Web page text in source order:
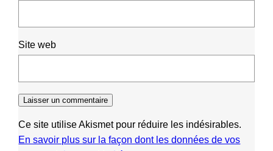
Site web
Ce site utilise Akismet pour réduire les indésirables.
En savoir plus sur la façon dont les données de vos